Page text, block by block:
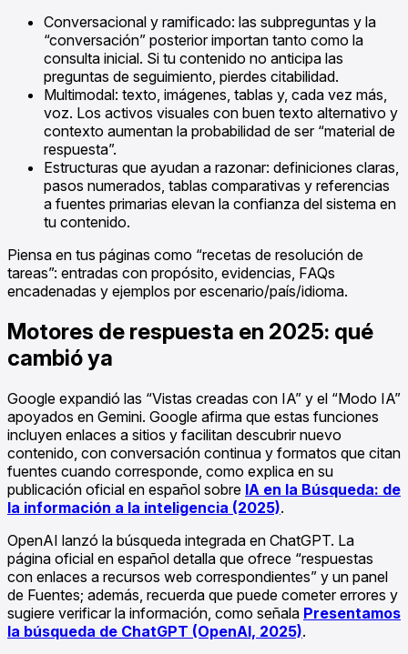
Conversacional y ramificado: las subpreguntas y la
“conversación” posterior importan tanto como la
consulta inicial. Si tu contenido no anticipa las
preguntas de seguimiento, pierdes citabilidad.
Multimodal: texto, imágenes, tablas y, cada vez más,
voz. Los activos visuales con buen texto alternativo y
contexto aumentan la probabilidad de ser “material de
respuesta”.
Estructuras que ayudan a razonar: definiciones claras,
pasos numerados, tablas comparativas y referencias
a fuentes primarias elevan la confianza del sistema en
tu contenido.
Piensa en tus páginas como “recetas de resolución de
tareas”: entradas con propósito, evidencias, FAQs
encadenadas y ejemplos por escenario/país/idioma.
Motores de respuesta en 2025: qué
cambió ya
Google expandió las “Vistas creadas con IA” y el “Modo IA”
apoyados en Gemini. Google afirma que estas funciones
incluyen enlaces a sitios y facilitan descubrir nuevo
contenido, con conversación continua y formatos que citan
fuentes cuando corresponde, como explica en su
publicación oficial en español sobre IA en la Búsqueda: de
la información a la inteligencia (2025).
OpenAI lanzó la búsqueda integrada en ChatGPT. La
página oficial en español detalla que ofrece “respuestas
con enlaces a recursos web correspondientes” y un panel
de Fuentes; además, recuerda que puede cometer errores y
sugiere verificar la información, como señala Presentamos
la búsqueda de ChatGPT (OpenAI, 2025).